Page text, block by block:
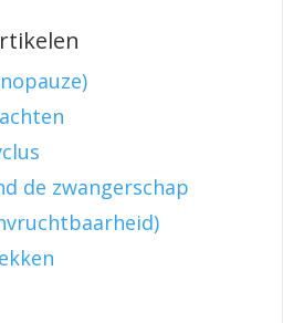
de zwangerschap